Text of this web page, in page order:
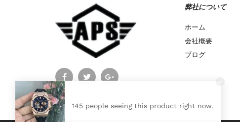
弊社について
ホーム
会社概要
ブログ